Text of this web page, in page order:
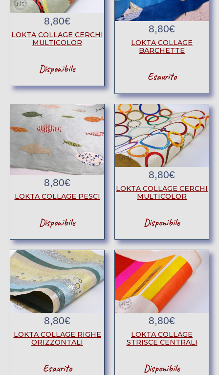
8,80€
LOKTA COLLAGE CERCHI
MULTICOLOR
Disponibile
8,80€
LOKTA COLLAGE
BARCHETTE
Esaurito
8,80€
LOKTA COLLAGE PESCI
Disponibile
8,80€
LOKTA COLLAGE CERCHI
MULTICOLOR
Disponibile
8,80€
LOKTA COLLAGE RIGHE
ORIZZONTALI
Esaurito
8,80€
LOKTA COLLAGE
STRISCE CENTRALI
Disponibile